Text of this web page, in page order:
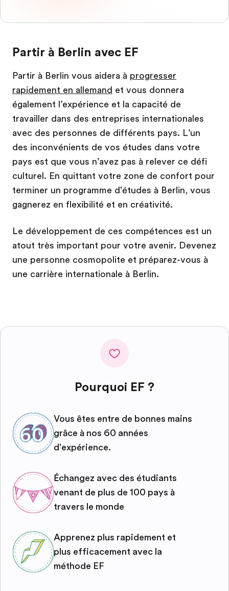
Partir à Berlin avec EF
Partir à Berlin vous aidera à progresser
rapidement en allemand et vous donnera
également l’expérience et la capacité de
travailler dans des entreprises internationales
avec des personnes de différents pays. L’un
des inconvénients de vos études dans votre
pays est que vous n’avez pas à relever ce défi
culturel. En quittant votre zone de confort pour
terminer un programme d'études à Berlin, vous
gagnerez en flexibilité et en créativité.
Le développement de ces compétences est un
atout très important pour votre avenir. Devenez
une personne cosmopolite et préparez-vous à
une carrière internationale à Berlin.
Pourquoi EF ?
Vous êtes entre de bonnes mains
grâce à nos 60 années
d'expérience.
Échangez avec des étudiants
venant de plus de 100 pays à
travers le monde
Apprenez plus rapidement et
plus efficacement avec la
méthode EF